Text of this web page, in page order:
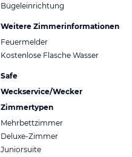
Bügeleinrichtung
Weitere Zimmerinformationen
Feuermelder
Kostenlose Flasche Wasser
Safe
Weckservice/Wecker
Zimmertypen
Mehrbettzimmer
Deluxe-Zimmer
Juniorsuite